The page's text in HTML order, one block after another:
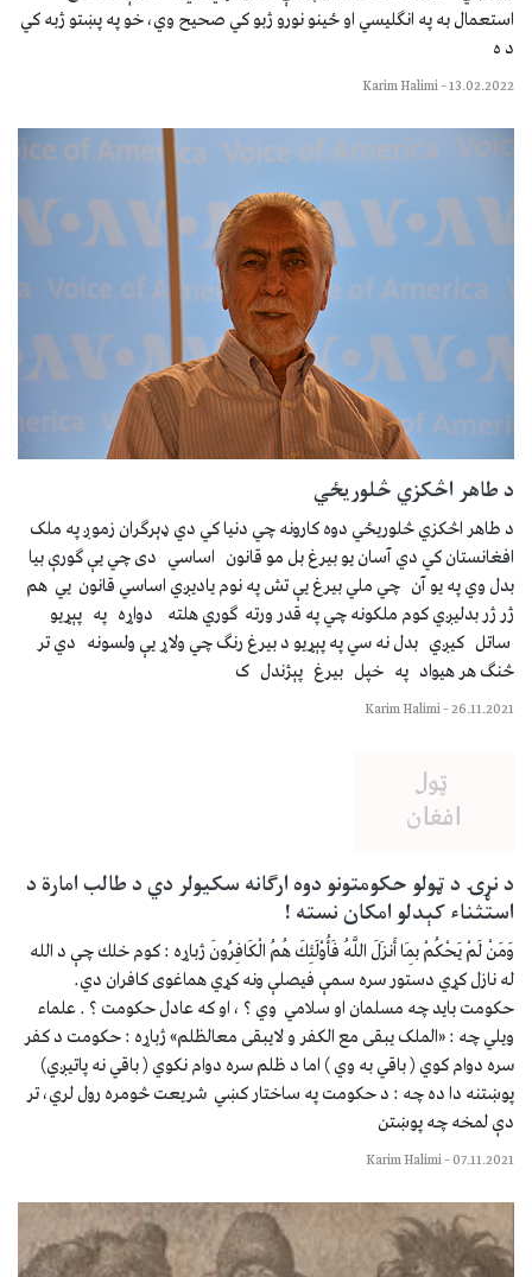
استعمال به په انګلیسي او ځینو نورو ژبو کي صحیح وي، خو په پښتو ژبه کي
د ه
13.02.2022
–
Karim Halimi
د طاهر اڅکزي څلوریځي
د طاهر اڅکزي څلوریځي دوه کارونه چي دنیا کي دي ډېرګران زموږ په ملک
افغانستان کي دي آسان یو بیرغ بل مو قانون اساسي دی چي یې ګورې بیا
بدل وي په یو آن چي ملي بیرغ یې تش په نوم یادیږي اساسي قانون یي هم
ژر ژر بدلیږي کوم ملکونه چي په قدر ورته ګوري هلته دواړه په پېړیو
ساتل کیږي بدل نه سي په پېړیو د بیرغ رنګ چي ولاړ یې ولسونه دي تر
څنګ هر هیواد په خپل بیرغ پېژندل ک
26.11.2021
–
Karim Halimi
د نړۍ د ټولو حکومتونو دوه ارګانه سکیولر دي د طالب امارة د
استثناء کېدلو امکان نسته !
وَمَنْ لَمْ يَحْكُمْ بِمَا أَنزَلَ اللَّهُ فَأُوْلَئِكَ هُمُ الْكَافِرُونَ ژباړه : كوم خلك چې د الله
له نازل كړي دستور سره سمې فيصلې ونه كړي هماغوى كافران دي.
حکومت باید چه مسلمان او سلامي وي ؟ ، او که عادل حکومت ؟ . علماء
ویلي چه : «الملک یبقی مع الکفر و لایبقی معالظلم» ژباړه : حکومت د کفر
سره دوام کوي ( باقي به وي ) اما د ظلم سره دوام نکوي ( باقي نه پاتیږي)
پوښتنه دا ده چه : د حکومت په ساختار کښي شریعت څومره رول لري، تر
دې لمخه چه پوښتن
07.11.2021
–
Karim Halimi